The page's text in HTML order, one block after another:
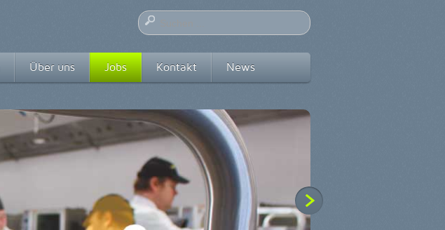
Über uns Jobs Kontakt News